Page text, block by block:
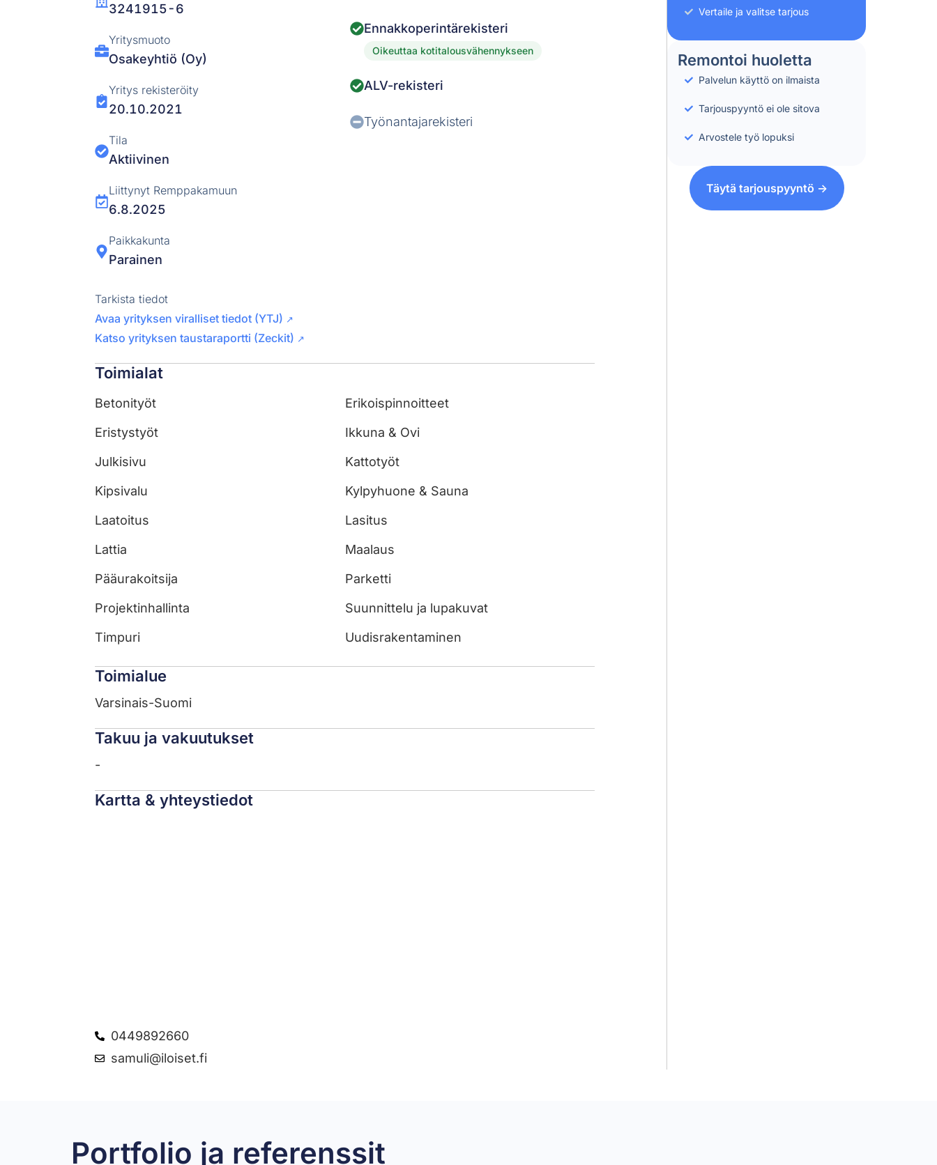
3241915-6
Yritysmuoto
Osakeyhtiö (Oy)
Yritys rekisteröity
20.10.2021
Tila
Aktiivinen
Liittynyt Remppakamuun
6.8.2025
Paikkakunta
Parainen
Ennakkoperintärekisteri
Oikeuttaa kotitalousvähennykseen
ALV-rekisteri
Työnantajarekisteri
Tarkista tiedot
Avaa yrityksen viralliset tiedot (YTJ) ↗
Katso yrityksen taustaraportti (Zeckit) ↗
Toimialat
Betonityöt
Erikoispinnoitteet
Eristystyöt
Ikkuna & Ovi
Julkisivu
Kattotyöt
Kipsivalu
Kylpyhuone & Sauna
Laatoitus
Lasitus
Lattia
Maalaus
Pääurakoitsija
Parketti
Projektinhallinta
Suunnittelu ja lupakuvat
Timpuri
Uudisrakentaminen
Toimialue
Varsinais-Suomi
Takuu ja vakuutukset
-
Kartta & yhteystiedot
0449892660
samuli@iloiset.fi
Vertaile ja valitse tarjous
Remontoi huoletta
Palvelun käyttö on ilmaista
Tarjouspyyntö ei ole sitova
Arvostele työ lopuksi
Täytä tarjouspyyntö ->
Portfolio ja referenssit